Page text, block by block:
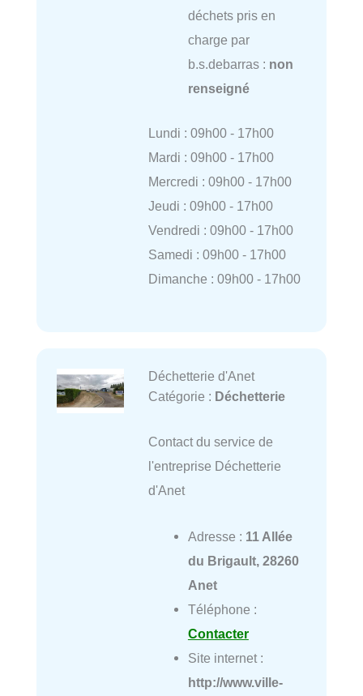
déchets pris en
charge par
b.s.debarras : non
renseigné
Lundi : 09h00 - 17h00
Mardi : 09h00 - 17h00
Mercredi : 09h00 - 17h00
Jeudi : 09h00 - 17h00
Vendredi : 09h00 - 17h00
Samedi : 09h00 - 17h00
Dimanche : 09h00 - 17h00
Déchetterie d'Anet
Catégorie : Déchetterie
Contact du service de
l'entreprise Déchetterie
d'Anet
Adresse : 11 Allée
du Brigault, 28260
Anet
Téléphone :
Contacter
Site internet :
http://www.ville-